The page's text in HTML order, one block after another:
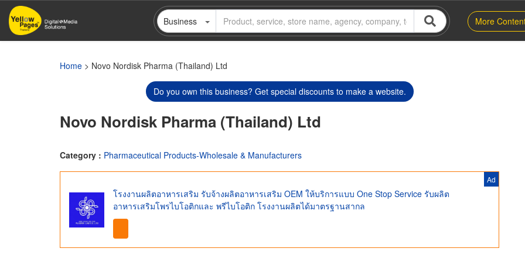
Skip
main
Business More
Home > Novo Nordisk Pharma (Thailand) Ltd
Do you own this business? Get special discounts to make a website.
Novo Nordisk Pharma (Thailand) Ltd
Category : Pharmaceutical Products-Wholesale & Manufacturers
Ad
โรงงานผลิตอาหารเสริม รับจ้างผลิตอาหารเสริม OEM ให้บริการแบบ One Stop Service รับผลิต
อาหารเสริมโพรไบโอติกและ พรีไบโอติก โรงงานผลิตได้มาตรฐานสากล